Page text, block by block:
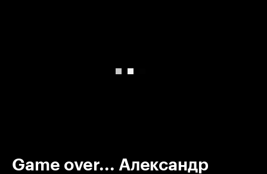
Game over... Александр